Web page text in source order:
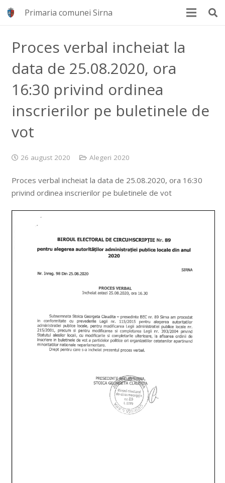
Primaria comunei Sirna
Proces verbal incheiat la
data de 25.08.2020, ora
16:30 privind ordinea
inscrierilor pe buletinele de
vot
26 august 2020 Alegeri 2020
Proces verbal incheiat la data de 25.08.2020, ora 16:30
privind ordinea inscrierilor pe buletinele de vot